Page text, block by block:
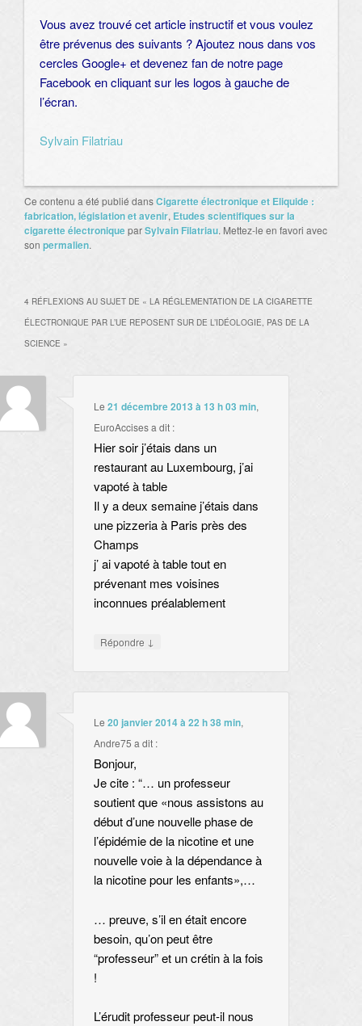
Vous avez trouvé cet article instructif et vous voulez
être prévenus des suivants ? Ajoutez nous dans vos
cercles Google+ et devenez fan de notre page
Facebook en cliquant sur les logos à gauche de
l’écran.
Sylvain Filatriau
Ce contenu a été publié dansCigarette électronique et Eliquide :
fabrication, législation et avenir, Etudes scientifiques sur la
cigarette électroniqueparSylvain Filatriau. Mettez-le en favori avec
son permalien.
4 RÉFLEXIONS AU SUJET DE « LA RÉGLEMENTATION DE LA CIGARETTE
ÉLECTRONIQUE PAR L’UE REPOSENT SUR DE L’IDÉOLOGIE, PAS DE LA
SCIENCE »
Le 21 décembre 2013 à 13 h 03 min,
EuroAccisesa dit :
Hier soir j’étais dans un
restaurant au Luxembourg, j’ai
vapoté à table
Il y a deux semaine j’étais dans
une pizzeria à Paris près des
Champs
j’ ai vapoté à table tout en
prévenant mes voisines
inconnues préalablement
Répondre ↓
Le 20 janvier 2014 à 22 h 38 min,
Andre75 a dit :
Bonjour,
Je cite : “… un professeur
soutient que «nous assistons au
début d’une nouvelle phase de
l’épidémie de la nicotine et une
nouvelle voie à la dépendance à
la nicotine pour les enfants»,…
… preuve, s’il en était encore
besoin, qu’on peut être
“professeur” et un crétin à la fois
!
L’érudit professeur peut-il nous